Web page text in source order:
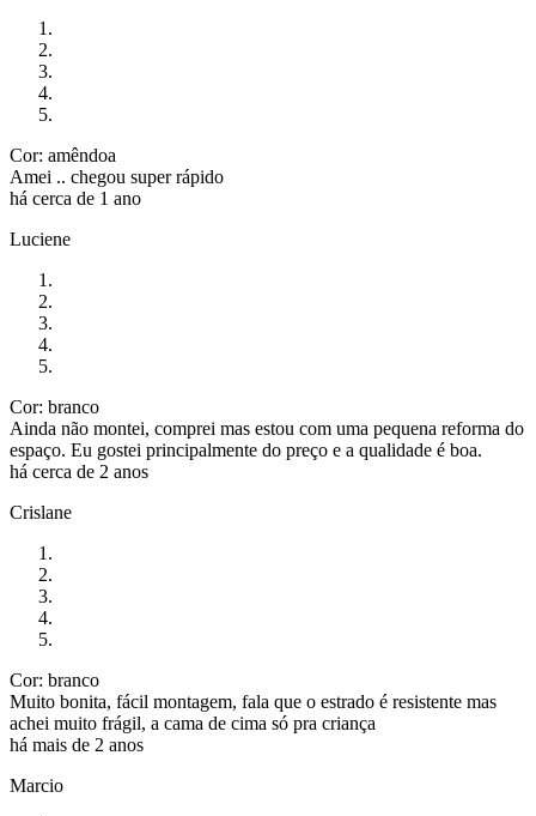
Cor: amêndoa
Amei .. chegou super rápido
há cerca de 1 ano
Luciene
Cor: branco
Ainda não montei, comprei mas estou com uma pequena reforma do
espaço. Eu gostei principalmente do preço e a qualidade é boa.
há cerca de 2 anos
Crislane
Cor: branco
Muito bonita, fácil montagem, fala que o estrado é resistente mas
achei muito frágil, a cama de cima só pra criança
há mais de 2 anos
Marcio